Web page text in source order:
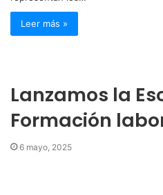
Leer más »
Lanzamos la
Formación
6 mayo, 2025